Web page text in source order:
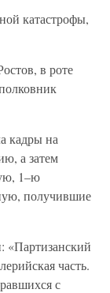
катастрофы,
в роте
кадры на
а затем
1–ю
получившие
«Партизанский
часть.
с